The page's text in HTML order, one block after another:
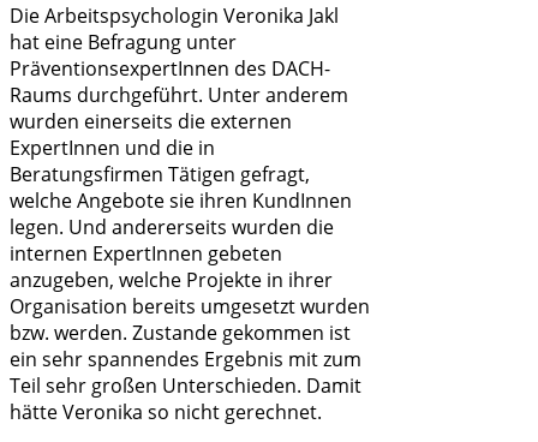
Die Arbeitspsychologin Veronika Jakl
hat eine Befragung unter
PräventionsexpertInnen des DACH-
Raums durchgeführt. Unter anderem
wurden einerseits die externen
ExpertInnen und die in
Beratungsfirmen Tätigen gefragt,
welche Angebote sie ihren KundInnen
legen. Und andererseits wurden die
internen ExpertInnen gebeten
anzugeben, welche Projekte in ihrer
Organisation bereits umgesetzt wurden
bzw. werden. Zustande gekommen ist
ein sehr spannendes Ergebnis mit zum
Teil sehr großen Unterschieden. Damit
hätte Veronika so nicht gerechnet.